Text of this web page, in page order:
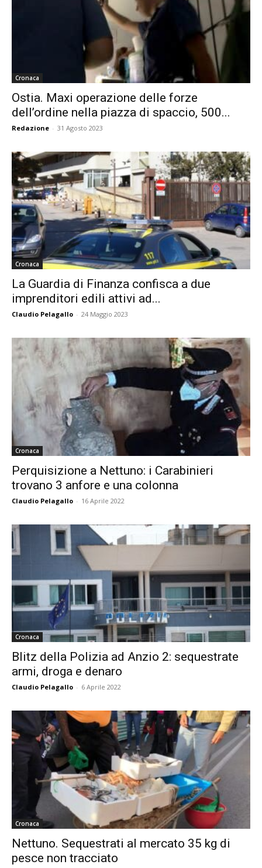
Cronaca
Ostia. Maxi operazione delle forze
dell’ordine nella piazza di spaccio, 500...
Redazione - 31 Agosto 2023
Cronaca
La Guardia di Finanza confisca a due
imprenditori edili attivi ad...
Claudio Pelagallo - 24 Maggio 2023
Cronaca
Perquisizione a Nettuno: i Carabinieri
trovano 3 anfore e una colonna
Claudio Pelagallo - 16 Aprile 2022
Cronaca
Blitz della Polizia ad Anzio 2: sequestrate
armi, droga e denaro
Claudio Pelagallo - 6 Aprile 2022
Cronaca
Nettuno. Sequestrati al mercato 35 kg di
pesce non tracciato